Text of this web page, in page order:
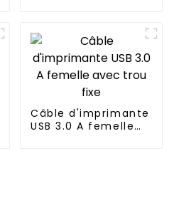
Câble d'imprimante
USB 3.0 A femelle